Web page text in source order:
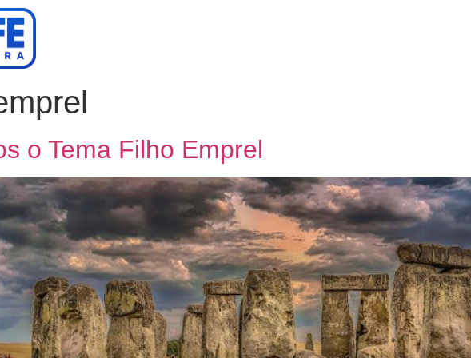
o Tema Filho Emprel